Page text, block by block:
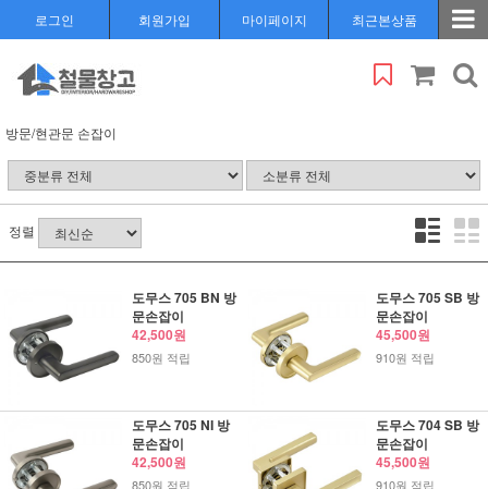
로그인 회원가입 마이페이지 최근본상품
방문/현관문 손잡이
정렬
도무스 705 BN 방
문손잡이
42,500원
850원 적립
도무스 705 SB 방
문손잡이
45,500원
910원 적립
도무스 705 NI 방
문손잡이
42,500원
850원 적립
도무스 704 SB 방
문손잡이
45,500원
910원 적립